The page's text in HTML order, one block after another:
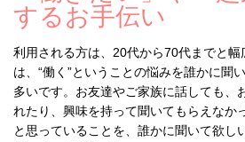
するお手伝い
利用される方は、20代から70代までと
は、“働く”ということの悩みを誰かに聞
多いです。お友達やご家族に話しても、
れたり、興味を持って聞いてもらえなか
と思っていることを、誰かに聞いて欲し